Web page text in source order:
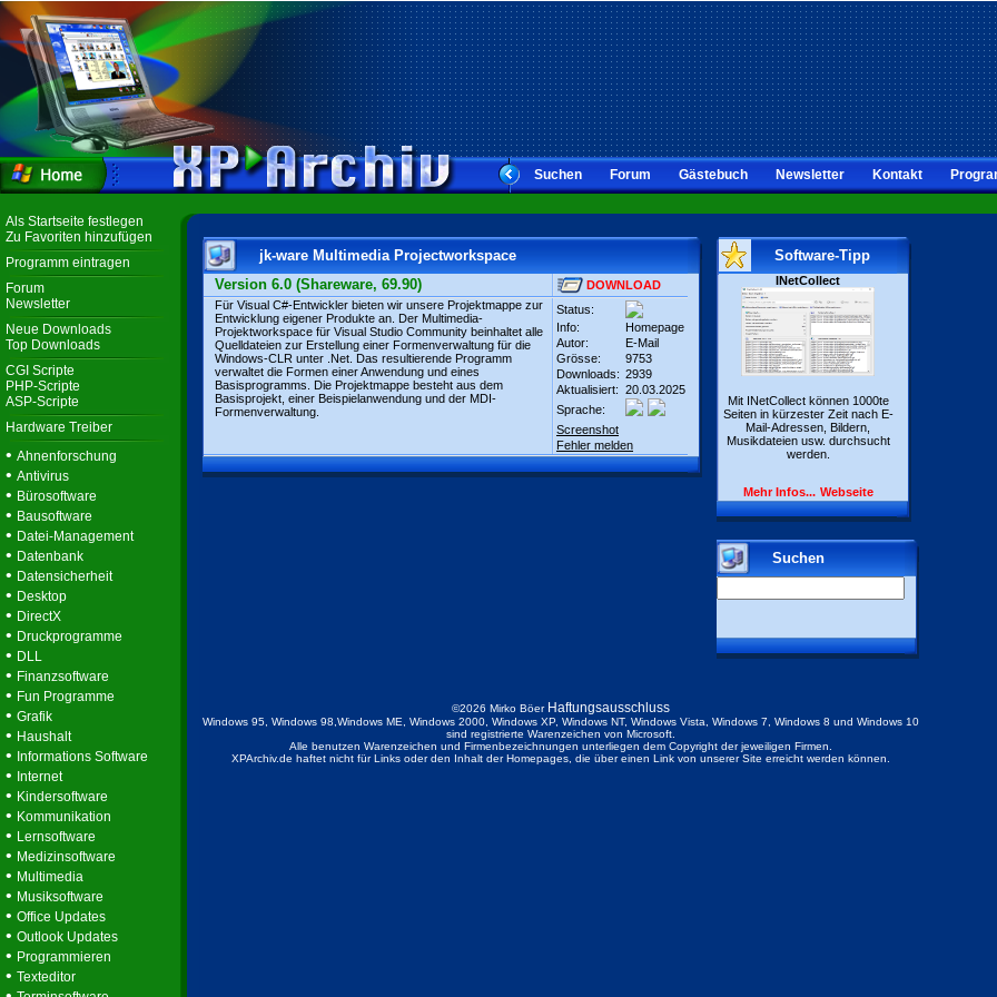
Suchen Forum Gästebuch Newsletter Kontakt
Als Startseite festlegen
Zu Favoriten hinzufügen
Programm eintragen
Forum
Newsletter
Neue Downloads
Top Downloads
CGI Scripte
PHP-Scripte
ASP-Scripte
Hardware Treiber
• Ahnenforschung
• Antivirus
• Bürosoftware
• Bausoftware
• Datei-Management
• Datenbank
• Datensicherheit
• Desktop
• DirectX
• Druckprogramme
• DLL
• Finanzsoftware
• Fun Programme
• Grafik
• Haushalt
• Informations Software
• Internet
• Kindersoftware
• Kommunikation
• Lernsoftware
• Medizinsoftware
• Multimedia
• Musiksoftware
• Office Updates
• Outlook Updates
• Programmieren
• Texteditor
jk-ware Multimedia Projectworkspace
Version 6.0 (Shareware, 69.90)
DOWNLOAD
Für Visual C#-Entwickler bieten wir unsere Projektmappe zur
Entwicklung eigener Produkte an. Der Multimedia-
Projektworkspace für Visual Studio Community beinhaltet alle
Quelldateien zur Erstellung einer Formenverwaltung für die
Windows-CLR unter .Net. Das resultierende Programm
verwaltet die Formen einer Anwendung und eines
Basisprogramms. Die Projektmappe besteht aus dem
Basisprojekt, einer Beispielanwendung und der MDI-
Formenverwaltung.
Status:
Info:
Homepage
Autor:
E-Mail
Grösse:
9753
Downloads: 2939
Aktualisiert: 20.03.2025
Sprache:
Screenshot
Fehler melden
Software-Tipp
INetCollect
Mit INetCollect können 1000te
Seiten in kürzester Zeit nach E-
Mail-Adressen, Bildern,
Musikdateien usw. durchsucht
werden.
Mehr Infos... Webseite
Suchen
©2026 Mirko Böer Haftungsausschluss
Windows 95, Windows 98,Windows ME, Windows 2000, Windows XP, Windows NT, Windows Vista, Windows 7, Windows 8 und Windows 10
sind registrierte Warenzeichen von Microsoft.
Alle benutzen Warenzeichen und Firmenbezeichnungen unterliegen dem Copyright der jeweiligen Firmen.
XPArchiv.de haftet nicht für Links oder den Inhalt der Homepages, die über einen Link von unserer Site erreicht werden können.